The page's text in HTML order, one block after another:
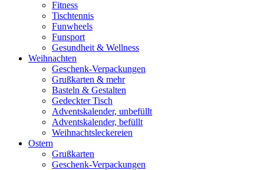
Fitness
Tischtennis
Funwheels
Funsport
Gesundheit & Wellness
Weihnachten
Geschenk-Verpackungen
Grußkarten & mehr
Basteln & Gestalten
Gedeckter Tisch
Adventskalender, unbefüllt
Adventskalender, befüllt
Weihnachtsleckereien
Ostern
Grußkarten
Geschenk-Verpackungen